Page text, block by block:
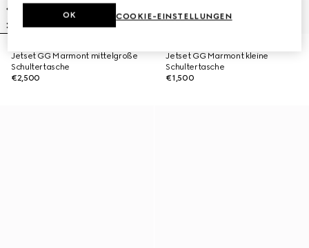
Jetset GG Marmont mittelgroße
Schultertasche
€2,500
Jetset GG Marmont kleine
Schultertasche
€1,500
COOKIE-EINSTELLUNGEN
OK